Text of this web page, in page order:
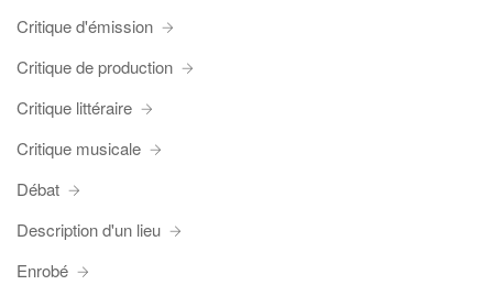
Critique d'émission
Critique de production
Critique littéraire
Critique musicale
Débat
Description d'un lieu
Enrobé